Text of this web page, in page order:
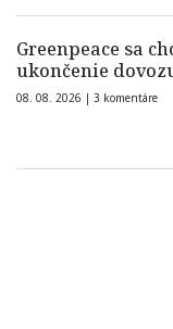
Greenpeace sa
ukončenie
08. 08. 2026 | 3 komentáre